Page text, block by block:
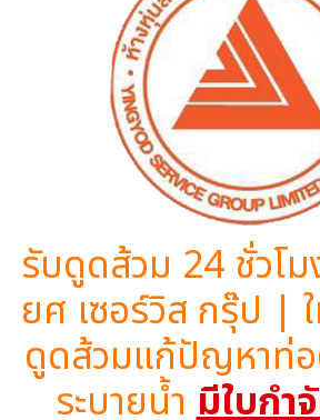
รับดูดส้วม 24 ชั่วโ
ยศ เซอร์วิส กรุ๊ป |
ดูดส้วมแก้ปัญหาท่
ระบายน้ำมีใบกำ